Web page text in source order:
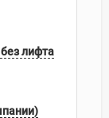
лифта